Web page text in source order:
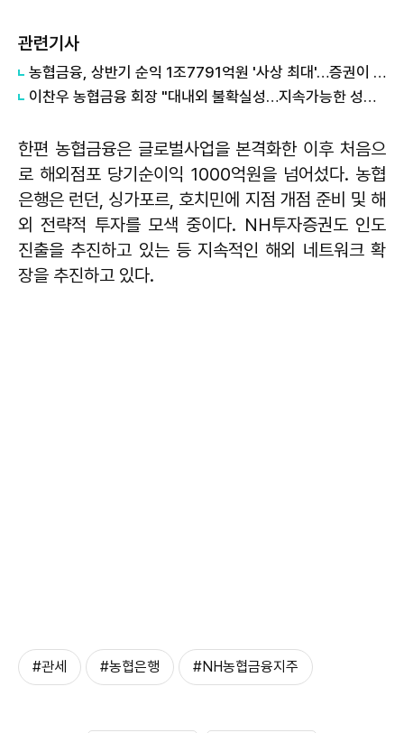
관련기사
농협금융, 상반기 순익 1조7791억원 '사상 최대'…증권이 실적 견인
이찬우 농협금융 회장 "대내외 불확실성…지속가능한 성장 견인할 것"
한편 농협금융은 글로벌사업을 본격화한 이후 처음으
로 해외점포 당기순이익 1000억원을 넘어섰다. 농협
은행은 런던, 싱가포르, 호치민에 지점 개점 준비 및 해
외 전략적 투자를 모색 중이다. NH투자증권도 인도
진출을 추진하고 있는 등 지속적인 해외 네트워크 확
장을 추진하고 있다.
#관세 #농협은행 #NH농협금융지주